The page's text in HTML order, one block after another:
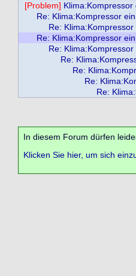
[Problem]
Re: Klima:Kompressor
Re:
Re: Klima:Kompressor
Re:
Re:
Re:
Re:
Re:
In diesem Forum dürfen
Klicken Sie hier, um sich